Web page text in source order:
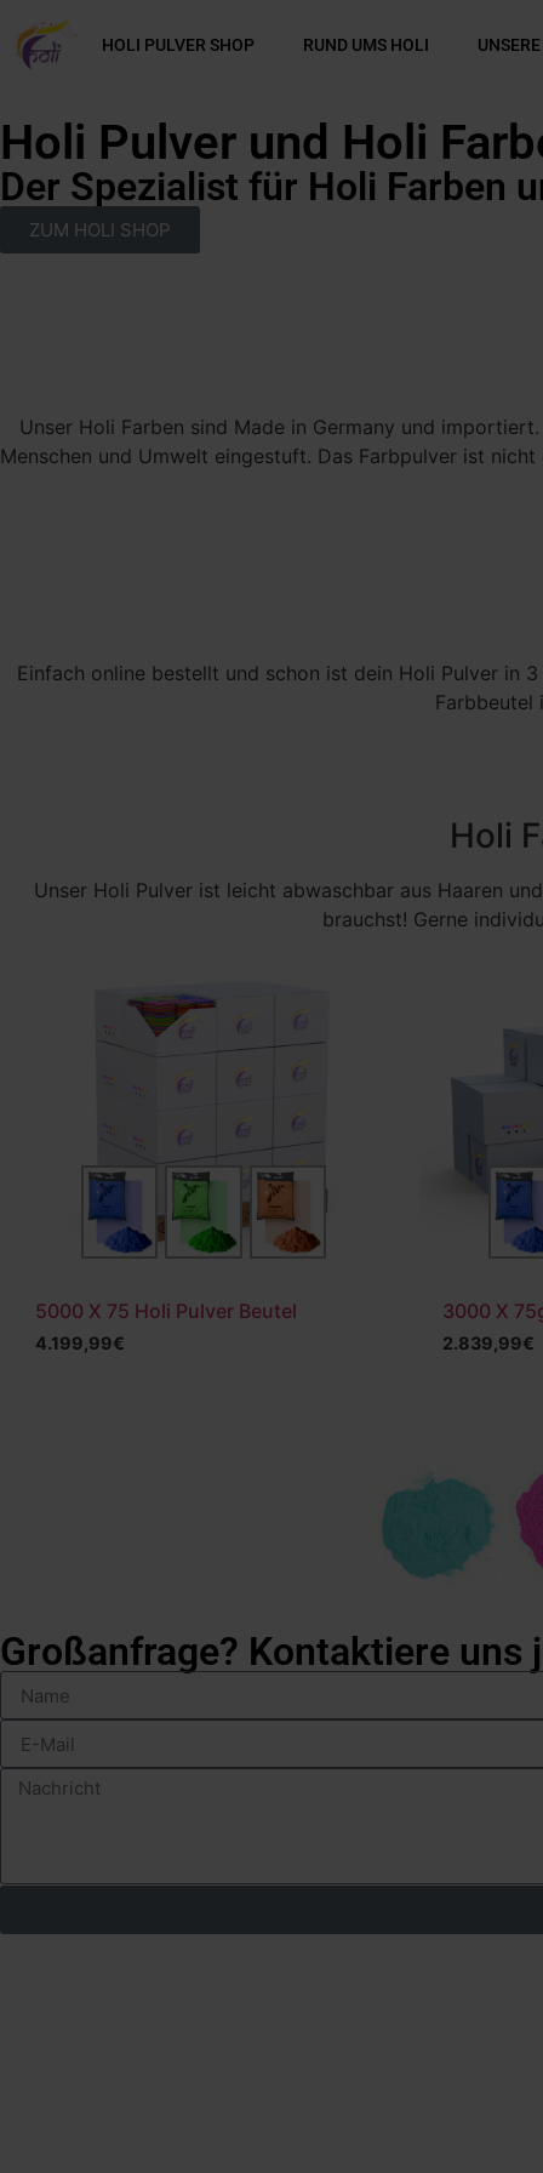
HOLI PULVER SHOP RUND UMS HOLI
Holi Pulver und Holi
Der Spezialist für Holi Farben
ZUM HOLI SHOP
Unser Holi Farben sind Made in Germany und
Menschen und Umwelt eingestuft. Das Farbpulver ist
Einfach online bestellt und schon ist dein Holi Pulver in
Farbbeutel
Holi
Unser Holi Pulver ist leicht abwaschbar aus Haaren
brauchst! Gerne
5000 X 75 Holi Pulver Beutel
4.199,99€
3000 X
2.839,99€
Großanfrage? Kontaktiere uns